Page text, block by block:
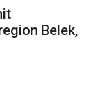
Belek,